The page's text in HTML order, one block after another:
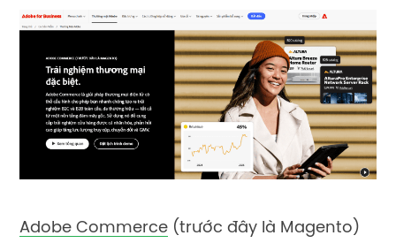
Adobe Commerce (trước đây là Magento)